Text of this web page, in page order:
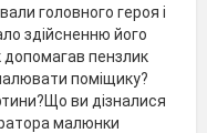
головного героя і
здійсненню його
пензлик
поміщику?
ви дізналися
малюнки